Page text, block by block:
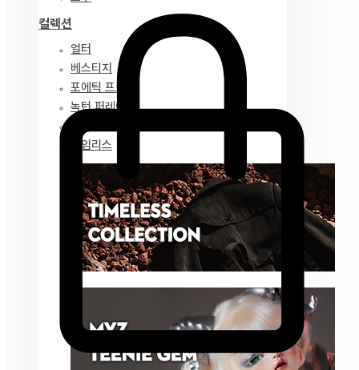
컬렉션
얼터
베스티지
포에틱 프로즈
녹턴 퍼레이드
타임리스